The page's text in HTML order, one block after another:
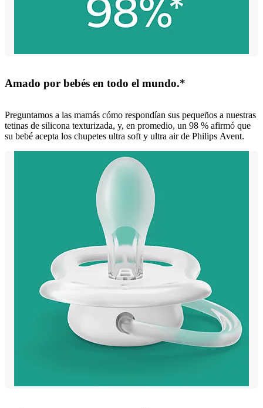
Amado por bebés en todo el mundo.*
Preguntamos a las mamás cómo respondían sus pequeños a nuestras
tetinas de silicona texturizada, y, en promedio, un 98 % afirmó que
su bebé acepta los chupetes ultra soft y ultra air de Philips Avent.